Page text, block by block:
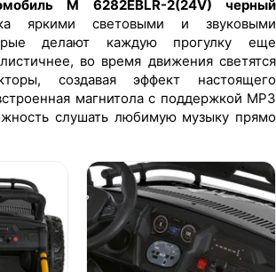
M 6282EBLR-2(24V) черный
яркими световыми и звуковыми
делают каждую прогулку еще
во время движения светятся
создавая эффект настоящего
магнитола с поддержкой MP3
слушать любимую музыку прямо